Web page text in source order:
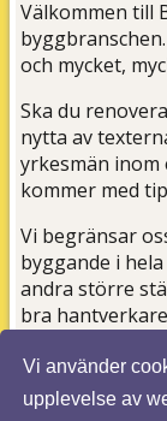
Vi använder
upplevelse av
Välkommen till
och mycket,
Ska du
nytta av
yrkesmän
kommer med
Vi begränsar
byggande i
andra större
bra